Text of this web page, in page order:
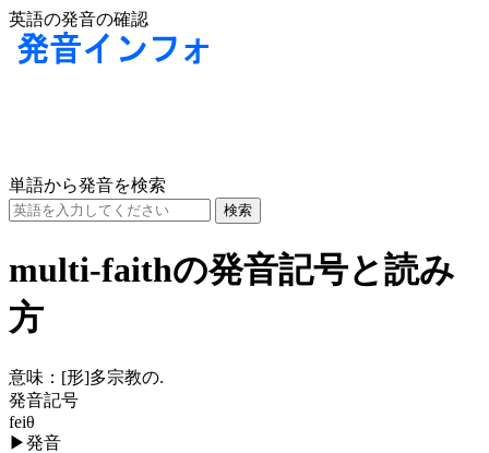
英語の発音の確認
単語から発音を検索
multi-faithの発音記号と読み
方
意味： [形]多宗教の.
発音記号
feiθ
▶発音